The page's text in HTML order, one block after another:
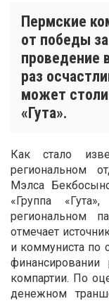
Пермские
от победы
проведение
раз
может
«Гута».
Как стало
региональном
Мэлса
«Группа
региональном
отмечает
и коммуниста по
компартии. По
денежном